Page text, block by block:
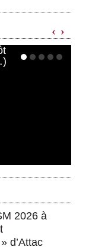
‹ ›
2026 à
d’Attac